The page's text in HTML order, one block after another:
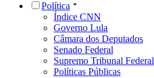
Política
Índice CNN
Governo Lula
Câmara dos Deputados
Senado Federal
Supremo Tribunal Federal
Políticas Públicas